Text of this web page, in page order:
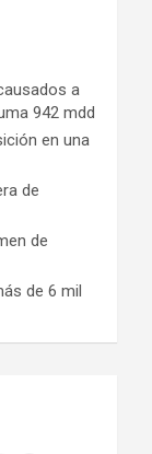
a
942 mdd
en una
de
de
de 6 mil